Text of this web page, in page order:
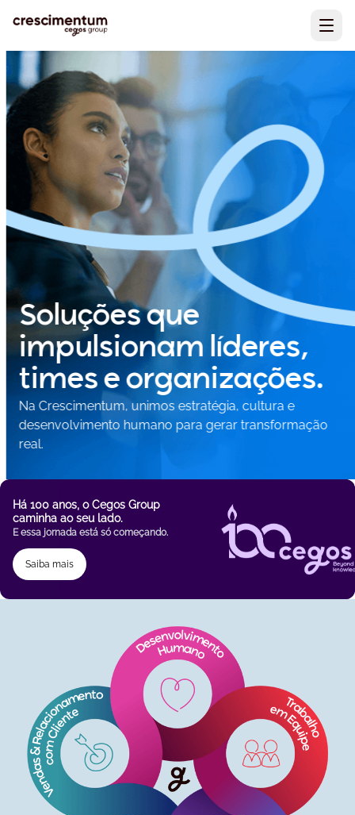
Soluções que
impulsionam líderes,
times e organizações.
Na Crescimentum, unimos estratégia, cultura e
desenvolvimento humano para gerar transformação
real.
Há 100 anos, o Cegos Group
caminha ao seu lado.
E essa jornada está só começando.
Saiba mais